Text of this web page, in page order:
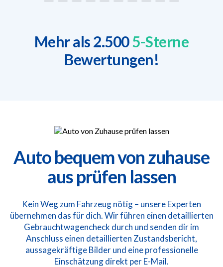
Mehr als 2.5005-Sterne
Bewertungen!
Auto bequem von zuhause
aus prüfen lassen
Kein Weg zum Fahrzeug nötig – unsere Experten
übernehmen das für dich. Wir führen einen detaillierten
Gebrauchtwagencheck durch und senden dir im
Anschluss einen detaillierten Zustandsbericht,
aussagekräftige Bilder und eine professionelle
Einschätzung direkt per E-Mail.